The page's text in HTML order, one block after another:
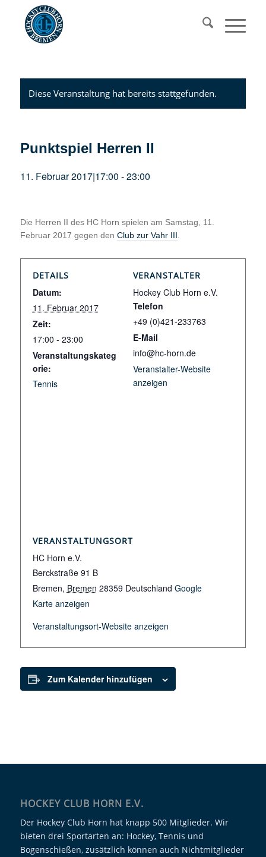
Diese Veranstaltung hat bereits stattgefunden.
Punktspiel Herren II
11. Februar 2017|17:00 -23:00
Die Herren II des HC Horn spielen am Samstag, 11.
Februar 2017 gegen den Club zur Vahr III
DETAILS
Datum:
11. Februar 2017
Zeit:
17:00 - 23:00
Veranstaltungskateg
orie:
Tennis
VERANSTALTER
Hockey Club Horn e.V.
Telefon
+49 (0)421-233763
E-Mail
info@hc-horn.de
Veranstalter-Website
anzeigen
VERANSTALTUNGSORT
HC Horn e.V.
Berckstraße 91 B
Bremen, Bremen 28359 Deutschland Google
Karte anzeigen
Veranstaltungsort-Website anzeigen
Zum Kalender hinzufügen
HOCKEY CLUB HORN E.V.
Der Hockey Club Horn hat knapp 500 Mitglieder. Wir
bieten drei Sportarten an: Hockey, Tennis und
Bogenschießen, zusätzlich können auch Nichtmitglieder